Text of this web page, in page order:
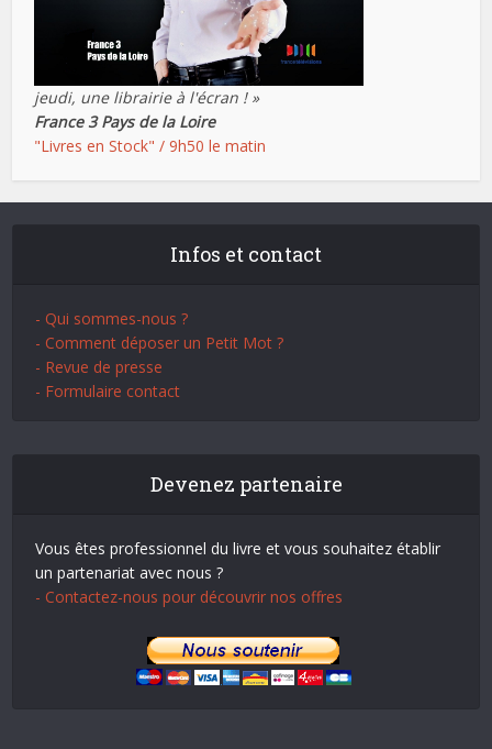
jeudi, une librairie à l'écran ! »
France 3 Pays de la Loire
"Livres en Stock" / 9h50 le matin
Infos et contact
- Qui sommes-nous ?
- Comment déposer un Petit Mot ?
- Revue de presse
- Formulaire contact
Devenez partenaire
Vous êtes professionnel du livre et vous souhaitez établir
un partenariat avec nous ?
- Contactez-nous pour découvrir nos offres